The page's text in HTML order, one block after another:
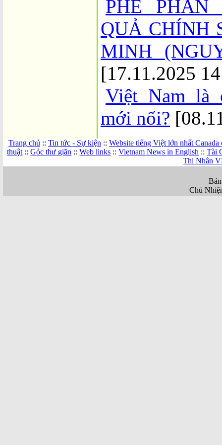
PHÊ
QUẢ CHÍNH
MINH
[17.11.2025
Việt Nam là
mới nổi?
Trang chủ :: Tin tức - Sự kiện :: Website tiếng Việt lớn nhất
thuật ::Góc thư giãn ::Web links ::Vietnam News in English ::Tài
Thi Nhân
Chủ